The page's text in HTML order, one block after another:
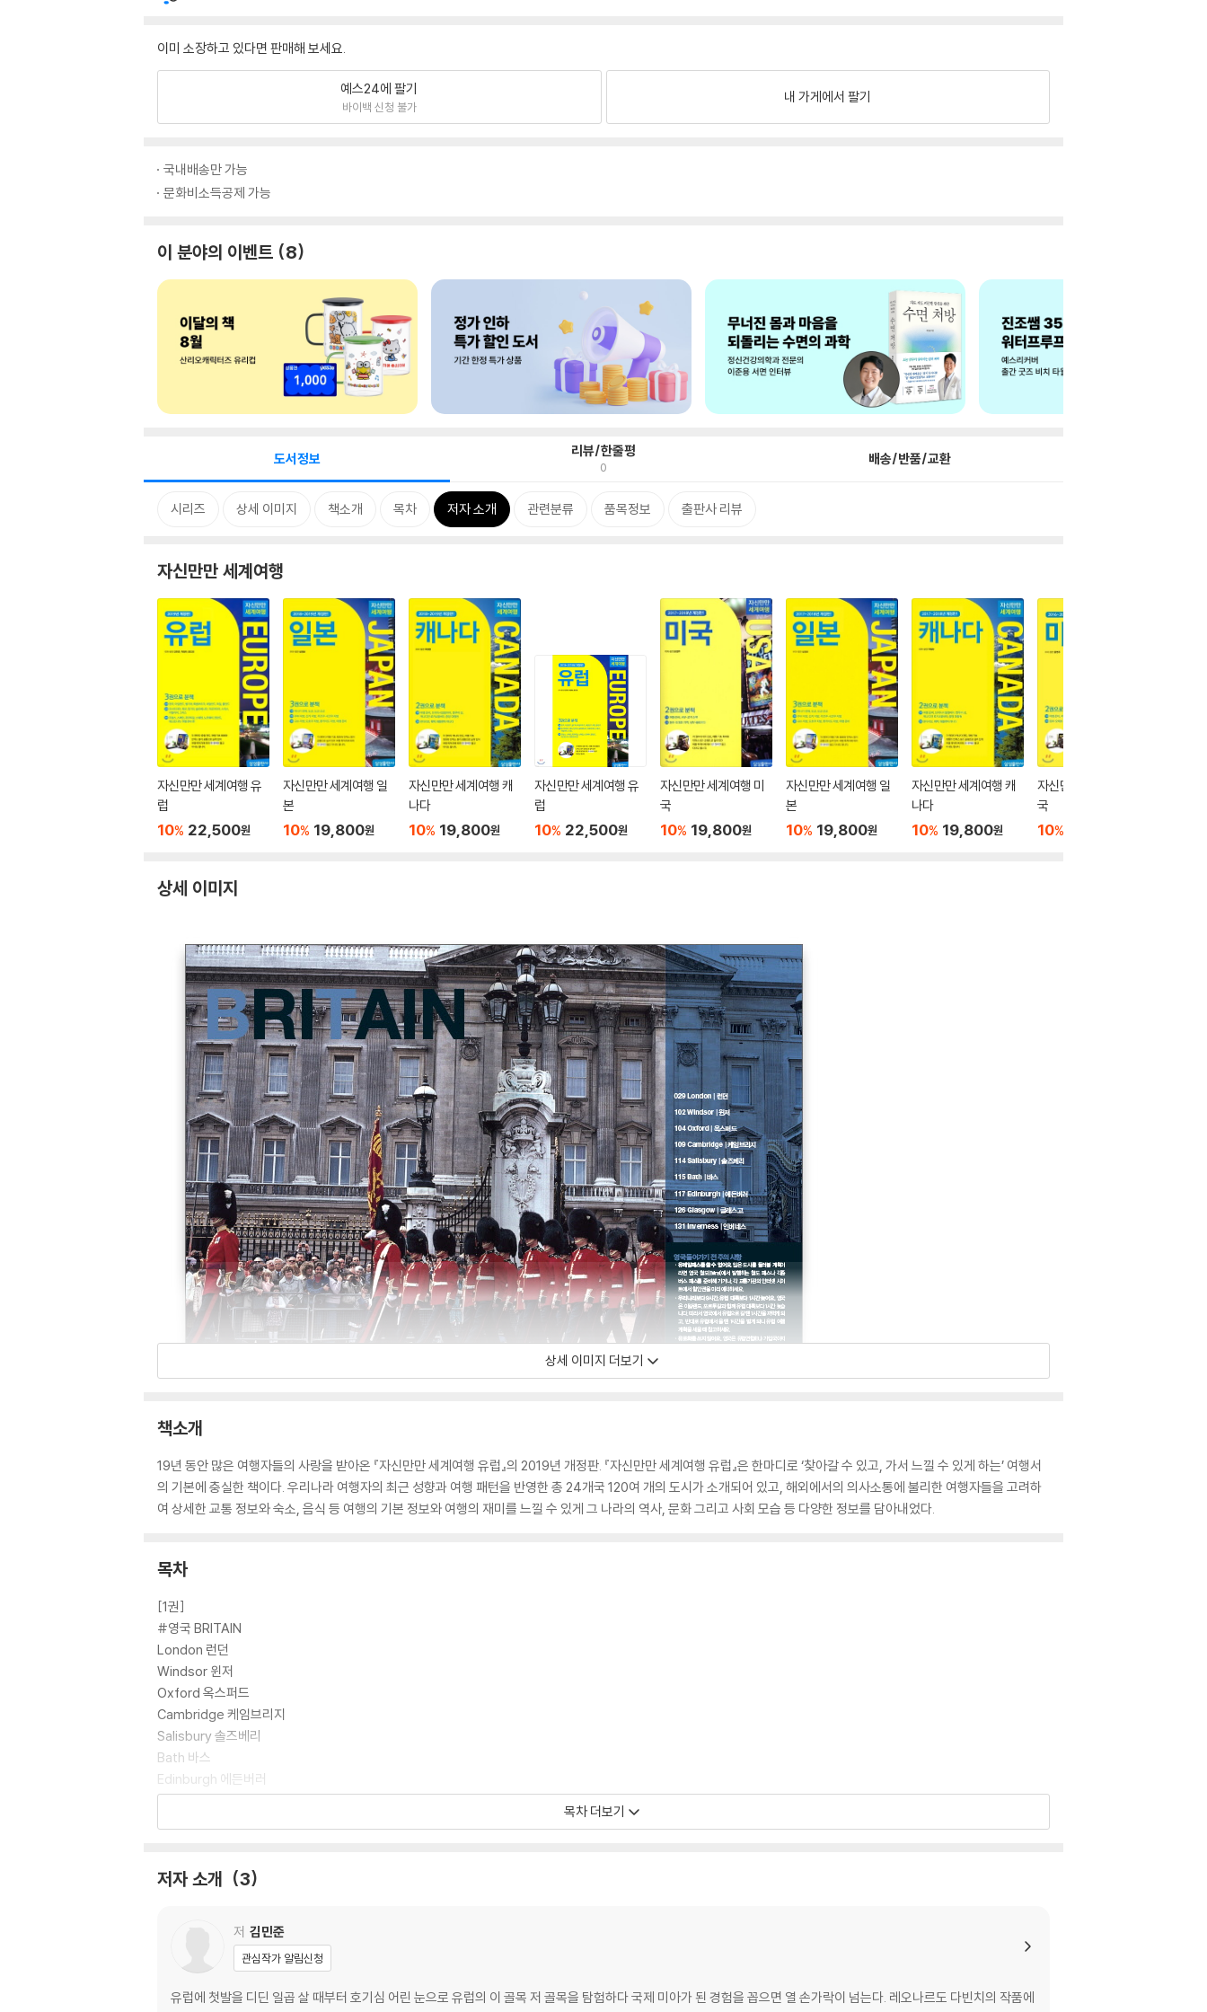
이미 소장하고 있다면 판매해 보세요.
예스24에 팔기
바이백 신청 불가
내 가게에서 팔기
국내배송만 가능
문화비소득공제 가능
이 분야의 이벤트 8
도서정보 리뷰/한줄평
0 배송/반품/교환
시리즈 상세 이미지 책소개 목차 저자 소개 관련분류 품목정보 출판사 리뷰
자신만만 세계여행
자신만만 세계여행 유
럽
10% 22,500원
자신만만 세계여행 일
본
10% 19,800원
자신만만 세계여행 캐
나다
10% 19,800원
자신만만 세계여행 유
럽
10% 22,500원
자신만만 세계여행 미
국
10% 19,800원
자신만만 세계여행 일
본
10% 19,800원
자신만만 세계여행 캐
나다
10% 19,800원
자신만만 세계여행 미
국
10%
상세 이미지
상세 이미지 더보기
책소개
19년 동안 많은 여행자들의 사랑을 받아온 『자신만만 세계여행 유럽』의 2019년 개정판. 『자신만만 세계여행 유럽』은 한마디로 ‘찾아갈 수 있고, 가서 느낄 수 있게 하는’ 여행서
의 기본에 충실한 책이다. 우리나라 여행자의 최근 성향과 여행 패턴을 반영한 총 24개국 120여 개의 도시가 소개되어 있고, 해외에서의 의사소통에 불리한 여행자들을 고려하
여 상세한 교통 정보와 숙소, 음식 등 여행의 기본 정보와 여행의 재미를 느낄 수 있게 그 나라의 역사, 문화 그리고 사회 모습 등 다양한 정보를 담아내었다.
목차
[1권]
#영국 BRITAIN
London 런던
Windsor 윈저
Oxford 옥스퍼드
Cambridge 케임브리지
Salisbury 솔즈베리
Bath 바스
Edinburgh 에든버러
Glasgow 글래스고
#벨기에·룩셈부르크 BELGIUM·LUXEMBOURG
Brugge 브루게
Luxembourg 룩셈부르크
#네덜란드 NETHERLANDS
Amsterdam 암스테르담
목차 더보기
저자 소개 3
저 김민준
관심작가 알림신청
유럽에 첫발을 디딘 일곱 살 때부터 호기심 어린 눈으로 유럽의 이 골목 저 골목을 탐험하다 국제 미아가 된 경험을 꼽으면 열 손가락이 넘는다. 레오나르도 다빈치의 작품에